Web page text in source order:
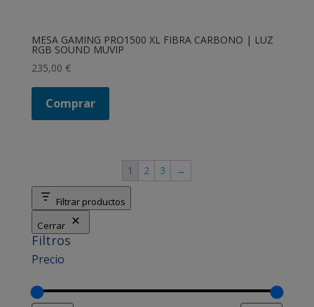
MESA GAMING PRO1500 XL FIBRA CARBONO | LUZ
RGB SOUND MUVIP
235,00 €
Comprar
1 2 3 →
Filtrar productos
Cerrar
Filtros
Precio